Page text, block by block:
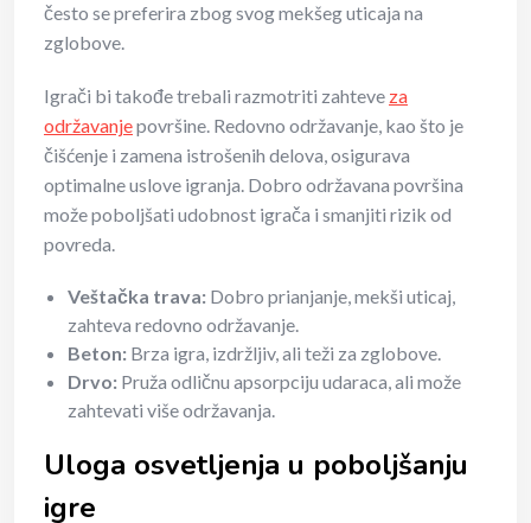
često se preferira zbog svog mekšeg uticaja na
zglobove.
Igrači bi takođe trebali razmotriti zahteve za
održavanjepovršine. Redovno održavanje, kao što je
čišćenje i zamena istrošenih delova, osigurava
optimalne uslove igranja. Dobro održavana površina
može poboljšati udobnost igrača i smanjiti rizik od
povreda.
Veštačka trava: Dobro prianjanje, mekši uticaj,
zahteva redovno održavanje.
Beton: Brza igra, izdržljiv, ali teži za zglobove.
Drvo: Pruža odličnu apsorpciju udaraca, ali može
zahtevati više održavanja.
Uloga osvetljenja u poboljšanju
igre